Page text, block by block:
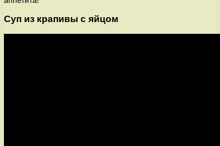
Суп из крапивы с яйцом